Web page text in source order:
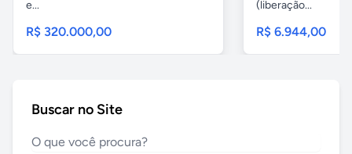
e...
R$ 320.000,00
(liberação...
R$ 6.944,00
Buscar no Site